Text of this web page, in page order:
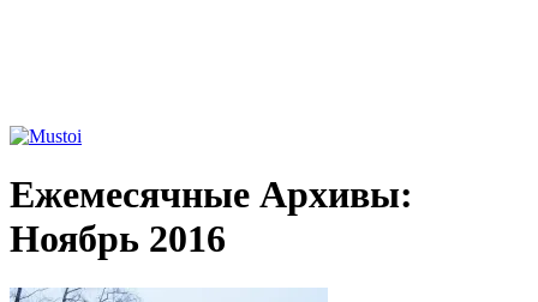
Ежемесячные Архивы:
Ноябрь 2016